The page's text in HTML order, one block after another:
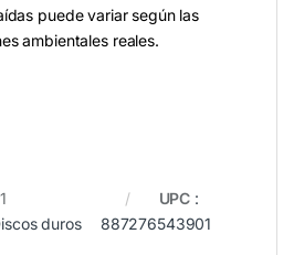
puede variar según las
ambientales reales.
duros
UPC :
887276543901